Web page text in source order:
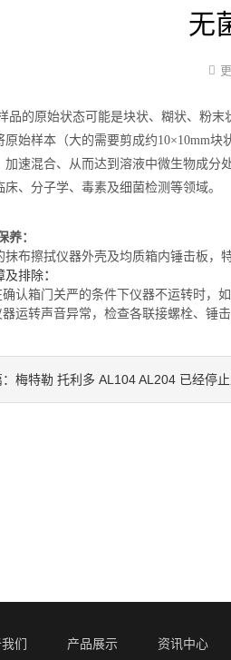
无
品的原始状态可能是块状、糊状、粉末
原始样本（大的需要剪成约10×10mm
加速混合、从而达到溶液中微生物成分
床、分子学、毒素及细菌检测等领域。
养：
抹布擦拭仪器外壳及均质箱内锤击板，
及排除：
确认箱门关严的条件下仪器不运转时，
器运转声音异常，检查各联接螺栓、锤
梅特勒 托利多 AL104 AL204 已经停
们 产品展示 资讯中心